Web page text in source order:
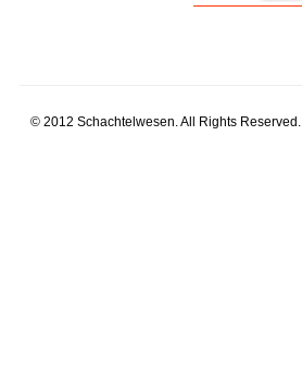
© 2012 Schachtelwesen. All Rights Reserved.